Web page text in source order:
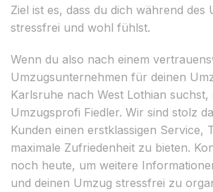
Ziel ist es, dass du dich während des
stressfrei und wohl fühlst.
Wenn du also nach einem
Umzugsunternehmen für deinen
Karlsruhe nach West Lothian suchst,
Umzugsprofi Fiedler. Wir sind stolz
Kunden einen erstklassigen Service,
maximale Zufriedenheit zu bieten.
noch heute, um weitere
und deinen Umzug stressfrei zu